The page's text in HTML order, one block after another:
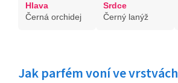
Hlava
Černá orchidej
Srdce
Černý lanýž
Jak parfém voní ve vrstvách